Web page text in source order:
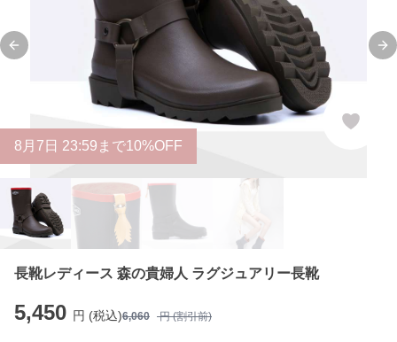
Previous slide
8 月 7 日 23:59まで10%OFF
長靴レディース 森の貴婦人 ラグジュアリー長靴
5,450 円 (税込)6,060 円 (割引前)